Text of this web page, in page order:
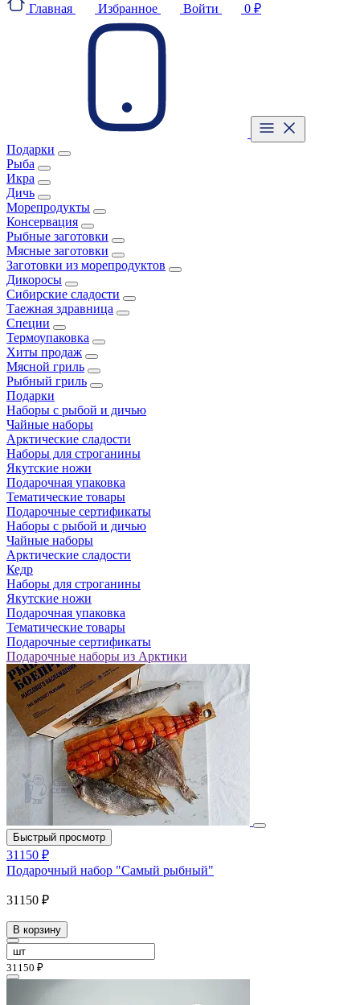
Главная Избранное Войти 0 ₽
Подарки
Рыба
Икра
Дичь
Морепродукты
Консервация
Рыбные заготовки
Мясные заготовки
Заготовки из морепродуктов
Дикоросы
Сибирские сладости
Таежная здравница
Специи
Термоупаковка
Хиты продаж
Мясной гриль
Рыбный гриль
Подарки
Наборы с рыбой и дичью
Чайные наборы
Арктические сладости
Наборы для строганины
Якутские ножи
Подарочная упаковка
Тематические товары
Подарочные сертификаты
Наборы с рыбой и дичью
Чайные наборы
Арктические сладости
Кедр
Наборы для строганины
Якутские ножи
Подарочная упаковка
Тематические товары
Подарочные сертификаты
Подарочные наборы из Арктики
Быстрый просмотр
31150 ₽
Подарочный набор "Самый рыбный"
31150 ₽
В корзину
31150 ₽